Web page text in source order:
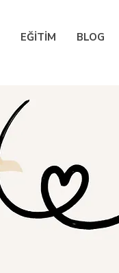
EĞİTİM BLOG